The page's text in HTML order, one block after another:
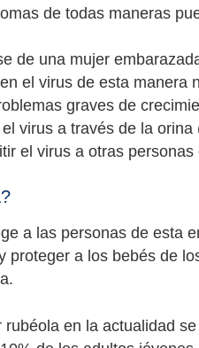
de todas maneras
de una mujer
el virus de esta manera
graves de
virus a través de la
el virus a otras
a las personas de esta
proteger a los bebés de
en la actualidad